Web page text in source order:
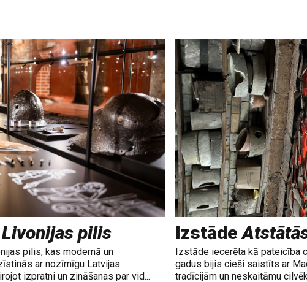
Livonijas pilis
pilis, kas modernā un
ar nozīmīgu Latvijas
izpratni un zināšanas par vid...
Izstāde
Izstāde iecerēta kā pateicība
gadus bijis cieši saistīts ar
tradīcijām un neskaitāmu